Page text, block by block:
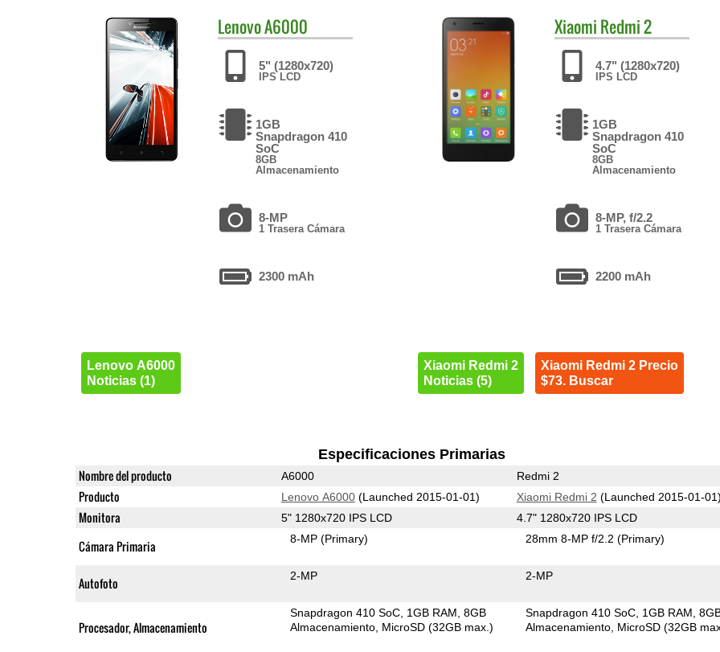
LenovoA6000
5" (1280x720)
IPS LCD
1GB
Snapdragon 410
SoC
8GB
Almacenamiento
8-MP
1 Trasera Cámara
2300 mAh
Lenovo A6000
Noticias (1)
Xiaomi Redmi 2
4.7" (1280x720)
IPS LCD
1GB
Snapdragon 410
SoC
8GB
Almacenamiento
8-MP, f/2.2
1 Trasera Cámara
2200 mAh
Xiaomi Redmi 2
Noticias (5)
Xiaomi Redmi 2 Precio
$73. Buscar
Especificaciones Primarias
Nombre del producto A6000 Redmi 2
Producto Lenovo A6000(Launched 2015-01-01) Xiaomi Redmi 2 (Launched 2015-01-
Monitora 5" 1280x720 IPS LCD 4.7" 1280x720 IPS LCD
Cámara Primaria 8-MP(Primary) 28mm 8-MP f/2.2(Primary)
Autofoto 2-MP 2-MP
Procesador, Almacenamiento
Snapdragon 410 SoC 1GB RAM 8GB
Almacenamiento MicroSD (32GB max.)
Snapdragon 410 SoC 1GB RAM
Almacenamiento MicroSD (32GB